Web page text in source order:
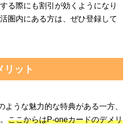
る際にも割引が効くようになり
圏内にある方は、ぜひ登録して
リット
ような魅力的な特典がある一方、
ここからはP-oneカードのデメリ